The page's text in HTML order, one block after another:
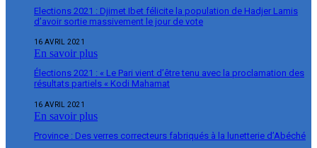
Elections 2021 : Djimet Ibet félicite la population de Hadjer Lamis
d’avoir sortie massivement le jour de vote
16 AVRIL 2021
En savoir plus
Élections 2021 : « Le Pari vient d’être tenu avec la proclamation des
résultats partiels « Kodi Mahamat
16 AVRIL 2021
En savoir plus
Province : Des verres correcteurs fabriqués à la lunetterie d’Abéché